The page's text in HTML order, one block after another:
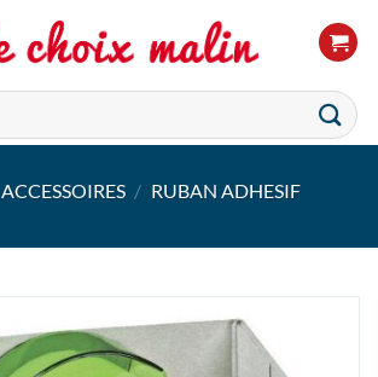
ACCESSOIRES / RUBAN ADHESIF